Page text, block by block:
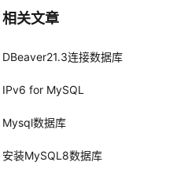
相关文章
DBeaver21.3连接数据库
IPv6 for MySQL
Mysql数据库
安装MySQL8数据库